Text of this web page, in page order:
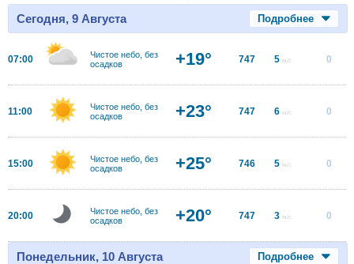
Сегодня, 9 Августа Подробнее
07:00
Чистое небо, без
осадков
+19° 747 5 м/с 0
11:00
Чистое небо, без
осадков
+23° 747 6 м/с 0
15:00
Чистое небо, без
осадков
+25° 746 5 м/с 0
20:00
Чистое небо, без
осадков
+20° 747 3 м/с 0
Понедельник, 10 Августа Подробнее